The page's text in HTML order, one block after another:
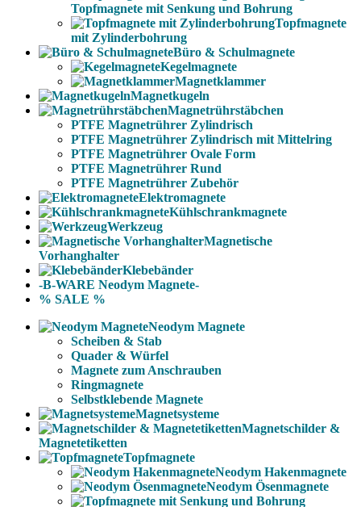
Topfmagnete mit Senkung und Bohrung
Topfmagnete
mit Zylinderbohrung
Büro & Schulmagnete
Kegelmagnete
Magnetklammer
Magnetkugeln
Magnetrührstäbchen
PTFE Magnetrührer Zylindrisch
PTFE Magnetrührer Zylindrisch mit Mittelring
PTFE Magnetrührer Ovale Form
PTFE Magnetrührer Rund
PTFE Magnetrührer Zubehör
Elektromagnete
Kühlschrankmagnete
Werkzeug
Magnetische
Vorhanghalter
Klebebänder
-B-WARE Neodym Magnete-
% SALE %
Neodym Magnete
Scheiben & Stab
Quader & Würfel
Magnete zum Anschrauben
Ringmagnete
Selbstklebende Magnete
Magnetsysteme
Magnetschilder &
Magnetetiketten
Topfmagnete
Neodym Hakenmagnete
Neodym Ösenmagnete